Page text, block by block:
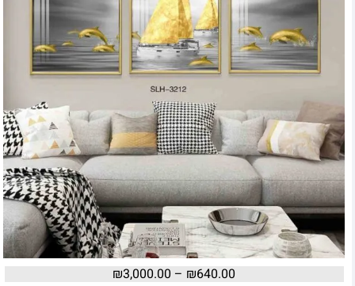
₪640.00
–
₪3,000.00